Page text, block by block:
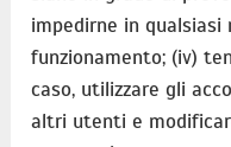
impedirne in
funzionamento; (iv)
caso, utilizzare gli
altri utenti e